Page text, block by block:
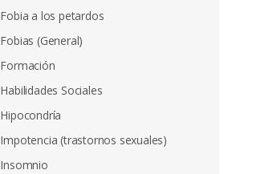
Fobia a los petardos
Fobias (General)
Formación
Habilidades Sociales
Hipocondría
Impotencia (trastornos sexuales)
Insomnio